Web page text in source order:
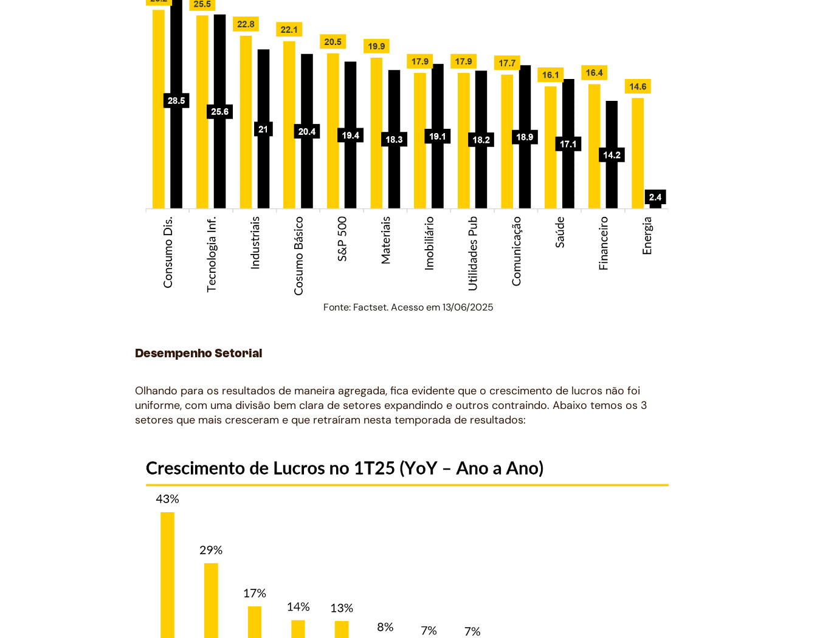
Fonte: Factset. Acesso em 13/06/2025
Desempenho Setorial
Olhando para os resultados de maneira agregada, fica evidente que o crescimento de lucros não foi
uniforme, com uma divisão bem clara de setores expandindo e outros contraindo. Abaixo temos os 3
setores que mais cresceram e que retraíram nesta temporada de resultados: